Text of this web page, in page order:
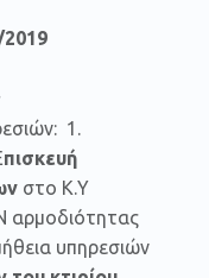
1.
πισκευή
στο Κ.Υ
αρμοδιότητας
υπηρεσιών